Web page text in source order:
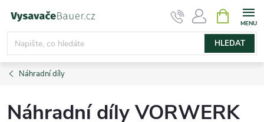
obsah
HLEDAT
NÁKUPNÍ
KOŠÍK
Náhradní díly
Náhradní díly VORWERK